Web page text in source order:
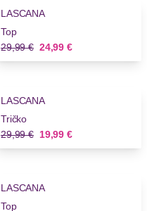
LASCANA
Top
Stará cena
29,99 € Nová cena
24,99 €
LASCANA
Tričko
Stará cena
29,99 € Nová cena
19,99 €
LASCANA
Top